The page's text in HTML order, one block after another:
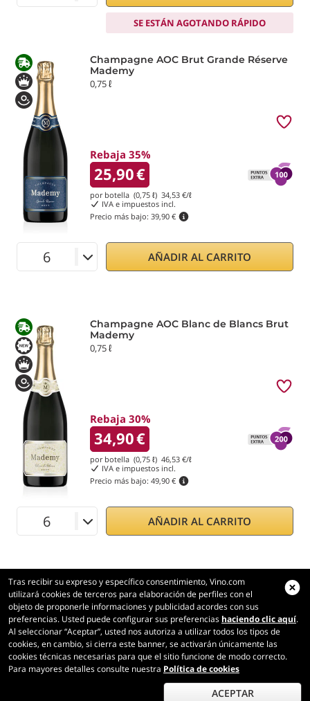
SE ESTÁN AGOTANDO RÁPIDO
Champagne AOC Brut Grande Réserve
Mademy
0,75 ℓ
Rebaja 35%
25,90€
por botella (0,75 ℓ) 34,53 €/ℓ
IVA e impuestos incl.
Precio más bajo: 39,90 €
AÑADIR AL CARRITO
Champagne AOC Blanc de Blancs Brut
Mademy
0,75 ℓ
Rebaja 30%
34,90€
por botella (0,75 ℓ) 46,53 €/ℓ
IVA e impuestos incl.
Precio más bajo: 49,90 €
AÑADIR AL CARRITO
Tras recibir su expreso y específico consentimiento, Vino.com
utilizará cookies de terceros para elaboración de perfiles con el
objeto de proponerle informaciones y publicidad acordes con sus
preferencias. Usted puede configurar sus preferencias haciendo clic aquí.
Al seleccionar “Aceptar”, usted nos autoriza a utilizar todos los tipos de
cookies, en cambio, si cierra este banner, se activarán únicamente las
cookies técnicas necesarias para que el sitio funcione de modo correcto.
Para mayores detalles consulte nuestra Política de cookies
ACEPTAR
Vino.com
Made with
in Tuscany
Página cargada en 156 ms
production-front-2Copyright © 2026 VINO.COM 3ND S.r.l.
P.IVA IT06031960484 REA FI 594577 Cap. Soc. 345.772,16 € i.v.